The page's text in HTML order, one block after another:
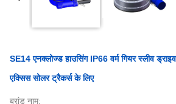
SE14 एनक्लोज्ड हाउसिंग IP66 वर्म गियर स्लीव
एक्सिस सोलर ट्रैकर्स के लिए
ब्रांड नाम: